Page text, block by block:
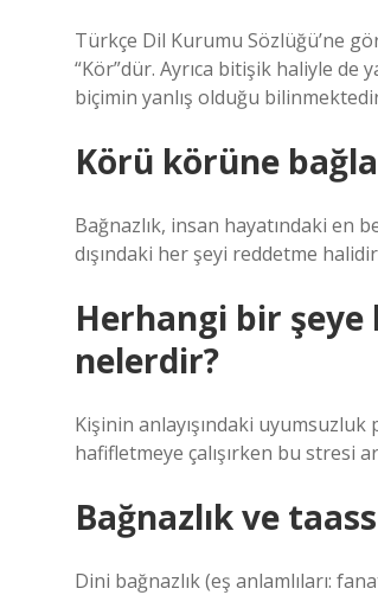
Türkçe Dil Kurumu Sözlüğü’ne
“Kör”dür. Ayrıca bitişik haliyle de
biçimin yanlış olduğu
Körü körüne
Bağnazlık, insan hayatındaki en
dışındaki her şeyi reddetme
Herhangi bir şeye
nelerdir?
Kişinin anlayışındaki uyumsuzluk
hafifletmeye çalışırken bu stresi
Bağnazlık ve
Dini bağnazlık (eş anlamlıları: